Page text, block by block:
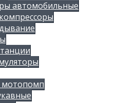
автомобильные
мотопомп